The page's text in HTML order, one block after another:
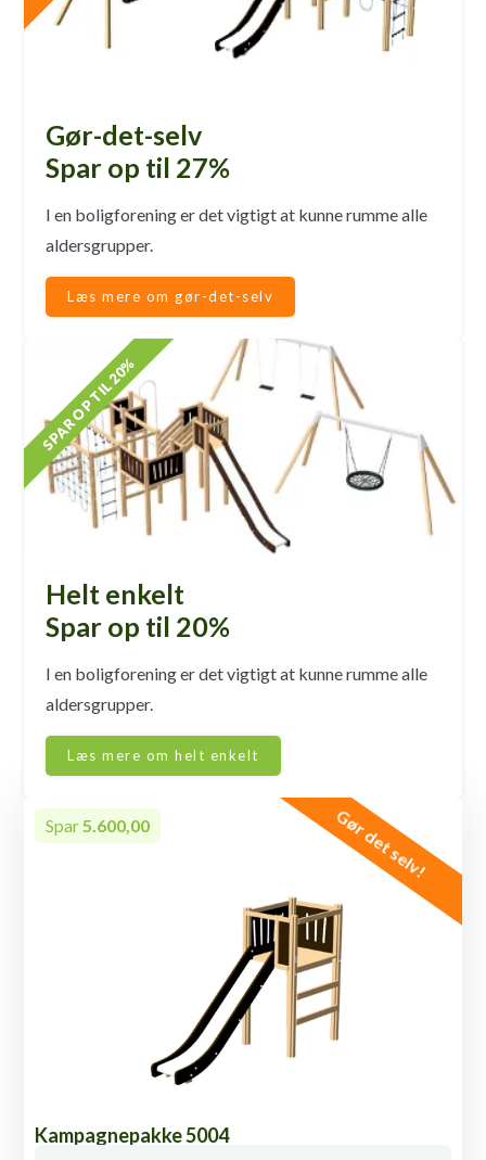
Helt enkelt
Spar op til 20%
I en boligforening er det vigtigt at kunne rumme alle
aldersgrupper.
Læs mere om helt enkelt
SPAR OP TIL 20%
Gør-det-selv
Spar op til 27%
I en boligforening er det vigtigt at kunne rumme alle
aldersgrupper.
Læs mere om gør-det-selv
Gør det selv!
Spar5.600,00
Kampagnepakke 5004